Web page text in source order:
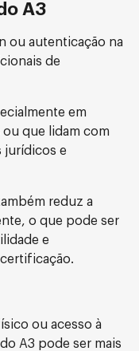
A3
ou autenticação na
de
em
que lidam com
jurídicos e
reduz a
o que pode ser
e
ou acesso à
A3 pode ser mais